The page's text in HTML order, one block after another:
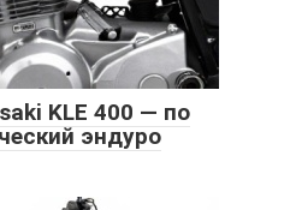
KLE 400 — по
эндуро